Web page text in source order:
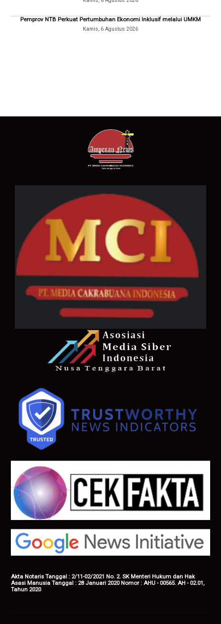
Pemprov NTB Perkuat Pertumbuhan Ekonomi Inklusif melalui UMKM
Kamis, 6 Agustus 2026
Akta Notaris Tanggal : 2/11-02/2021 No. 2. SK Menteri Hukum dan Hak
Asasi Manusia Tanggal : 28 Januari 2020 Nomor : AHU - 00565. AH - 02.01,
Tahun 2020